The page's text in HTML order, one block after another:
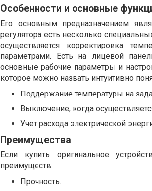
Особенности и основные
Его основным предназначением
регулятора есть несколько
осуществляется корректировка
параметрами. Есть на лицевой
основные рабочие параметры и
которое можно назвать интуитивно
Поддержание температуры на
Выключение, когда
Учет расхода электрической
Преимущества
Если купить оригинальное
преимуществ:
Прочность.